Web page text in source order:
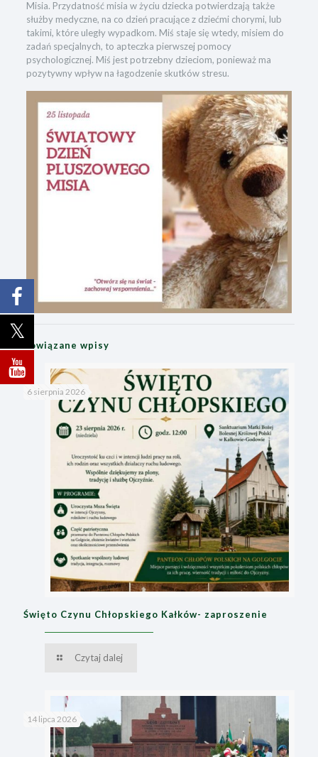
Misia. Przydatność misia w życiu dziecka potwierdzają także
służby medyczne, na co dzień pracujące z dziećmi chorymi, lub
takimi, które uległy wypadkom. Miś staje się wtedy, misiem do
zadań specjalnych, to apteczka pierwszej pomocy
psychologicznej. Miś jest potrzebny dzieciom, ponieważ ma
pozytywny wpływ na łagodzenie skutków stresu.
Powiązane wpisy
6 sierpnia 2026
Święto Czynu Chłopskiego Kałków- zaproszenie
Czytaj dalej
14 lipca 2026